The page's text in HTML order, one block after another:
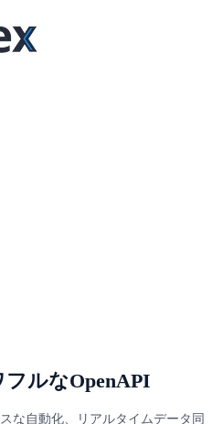
ルなOpenAPI
な自動化、リアルタイムデータ同